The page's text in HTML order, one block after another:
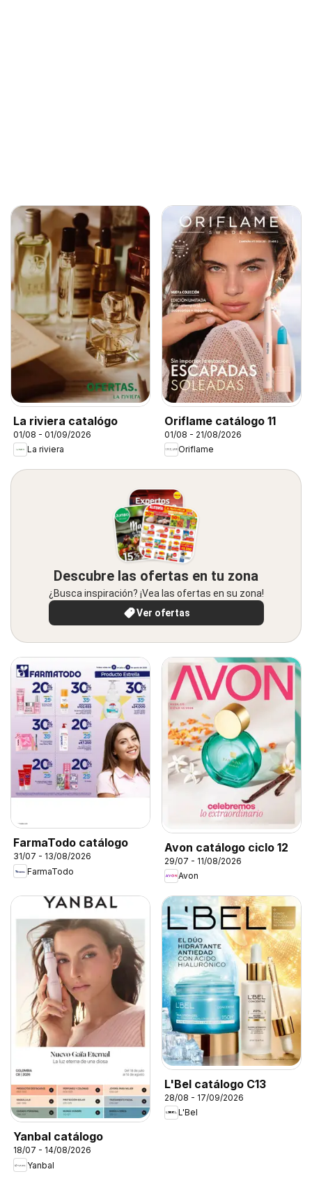
La riviera catalógo
01/08 - 01/09/2026
La riviera
Oriflame catálogo 11
01/08 - 21/08/2026
Oriflame
Descubre las ofertas en tu zona
¿Busca inspiración? ¡Vea las ofertas en su zona!
Ver ofertas
FarmaTodo catálogo
31/07 - 13/08/2026
FarmaTodo
Avon catálogo ciclo 12
29/07 - 11/08/2026
Avon
Yanbal catálogo
18/07 - 14/08/2026
Yanbal
L'Bel catálogo C13
28/08 - 17/09/2026
L'Bel